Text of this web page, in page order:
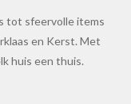
tot sfeervolle items
en Kerst. Met
huis een thuis.